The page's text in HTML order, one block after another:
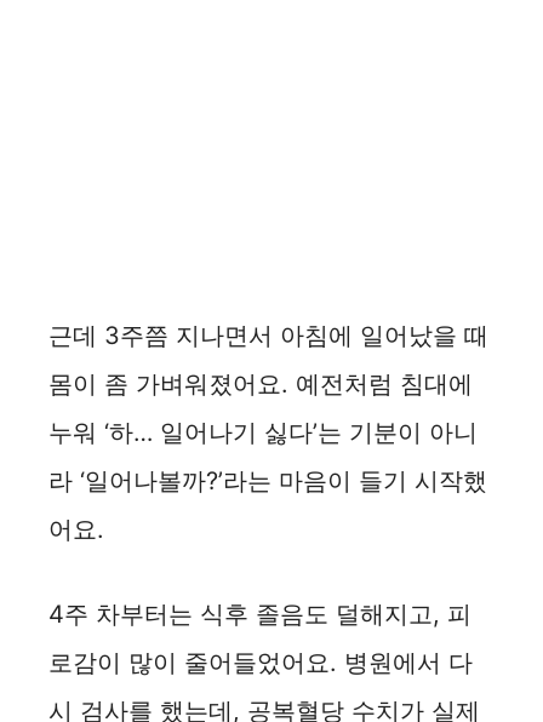
근데 3주쯤 지나면서 아침에 일어났을 때
몸이 좀 가벼워졌어요. 예전처럼 침대에
누워 ‘하… 일어나기 싫다’는 기분이 아니
라 ‘일어나볼까?’라는 마음이 들기 시작했
어요.
4주 차부터는 식후 졸음도 덜해지고, 피
로감이 많이 줄어들었어요. 병원에서 다
시 검사를 했는데, 공복혈당 수치가 실제